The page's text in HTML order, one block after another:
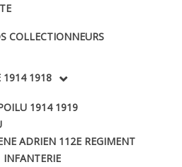
COLLECTIONNEURS
1914 1918
1914 1919
ADRIEN 112E REGIMENT
INFANTERIE